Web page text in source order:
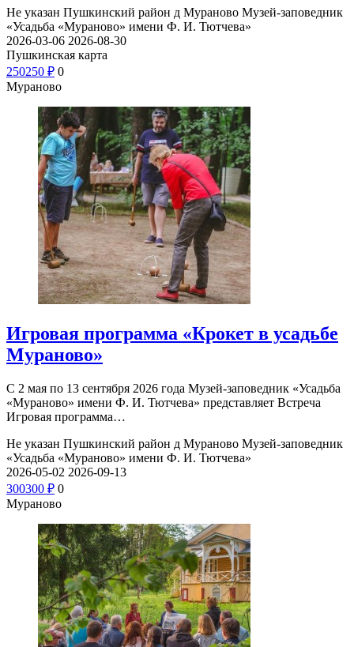
Не указан Пушкинский район д Мураново Музей-заповедник
«Усадьба «Мураново» имени Ф. И. Тютчева»
2026-03-06 2026-08-30
Пушкинская карта
250250 ₽ 0
Мураново
Игровая программа «Крокет в усадьбе
Мураново»
С 2 мая по 13 сентября 2026 года Музей-заповедник «Усадьба
«Мураново» имени Ф. И. Тютчева» представляет Встреча
Игровая программа…
Не указан Пушкинский район д Мураново Музей-заповедник
«Усадьба «Мураново» имени Ф. И. Тютчева»
2026-05-02 2026-09-13
300300 ₽ 0
Мураново